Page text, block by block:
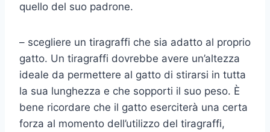
quello del suo padrone.
– scegliere un tiragraffi che sia adatto al proprio
gatto. Un tiragraffi dovrebbe avere un’altezza
ideale da permettere al gatto di stirarsi in tutta
la sua lunghezza e che sopporti il suo peso. È
bene ricordare che il gatto eserciterà una certa
forza al momento dell’utilizzo del tiragraffi,